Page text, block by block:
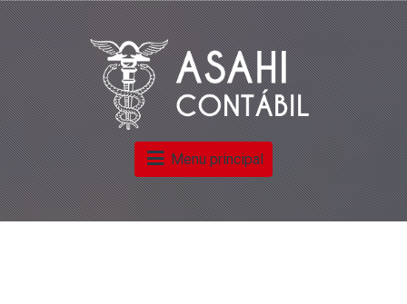
Menu principal